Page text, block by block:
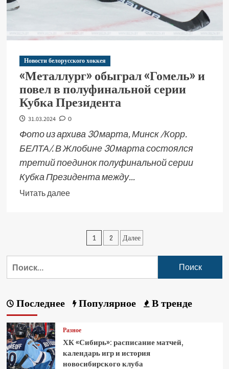
Новости белорусского хоккея
«Металлург» обыграл «Гомель» и
повел в полуфинальной серии
Кубка Президента
31.03.2024 0
Фото из архива 30 марта, Минск /Корр.
БЕЛТА/. В Жлобине 30 марта состоялся
третий поединок полуфинальной серии
Кубка Президента между...
Читать далее
1 2 Далее
Последнее Популярное В тренде
Разное
ХК «Сибирь»: расписание матчей,
календарь игр и история
новосибирского клуба